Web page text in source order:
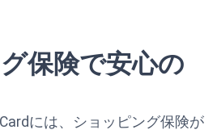
保険で安心の
には、ショッピング保険が